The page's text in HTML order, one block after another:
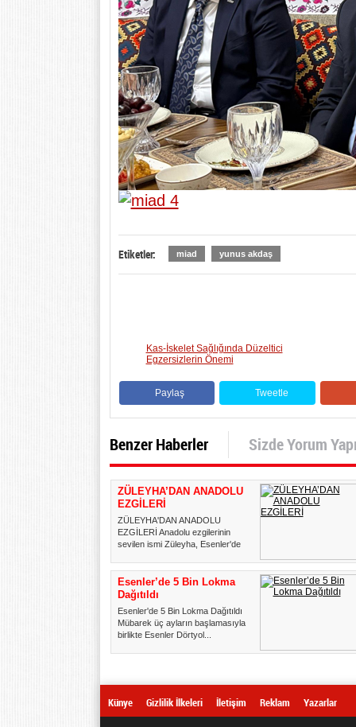
Etiketler: miad yunus akdaş
Kas-İskelet Sağlığında Düzeltici
Egzersizlerin Önemi
Paylaş Tweetle
Benzer Haberler Sizde Yorum
ZÜLEYHA’DAN ANADOLU
EZGİLERİ
ZÜLEYHA'DAN ANADOLU
EZGİLERİ Anadolu ezgilerinin
sevilen ismi Züleyha, Esenler'de
Esenler’de 5 Bin Lokma
Dağıtıldı
Esenler'de 5 Bin Lokma Dağıtıldı
Mübarek üç ayların başlamasıyla
birlikte Esenler Dörtyol...
Künye Gizlilik İlkeleri İletişim Reklam Yazarlar